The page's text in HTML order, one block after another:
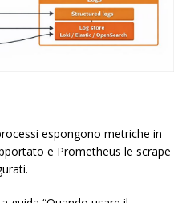
espongono metriche in
e Prometheus le scrape